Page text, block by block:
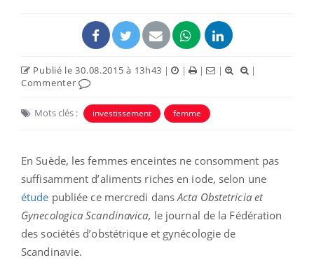
Publié le 30.08.2015 à 13h43 | | | |
|
Commenter
Mots clés : investissement femme
En Suède, les femmes enceintes ne consomment pas
suffisamment d’aliments riches en iode, selon une
étude publiée ce mercredi dansActa Obstetricia et
Gynecologica Scandinavica, le journal de la Fédération
des sociétés d’obstétrique et gynécologie de
Scandinavie.